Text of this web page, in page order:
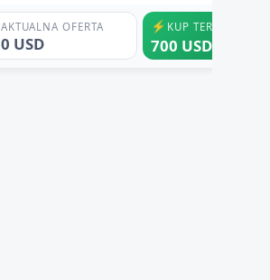
AKTUALNA OFERTA
0 USD
⚡ KUP TERAZ
700 USD